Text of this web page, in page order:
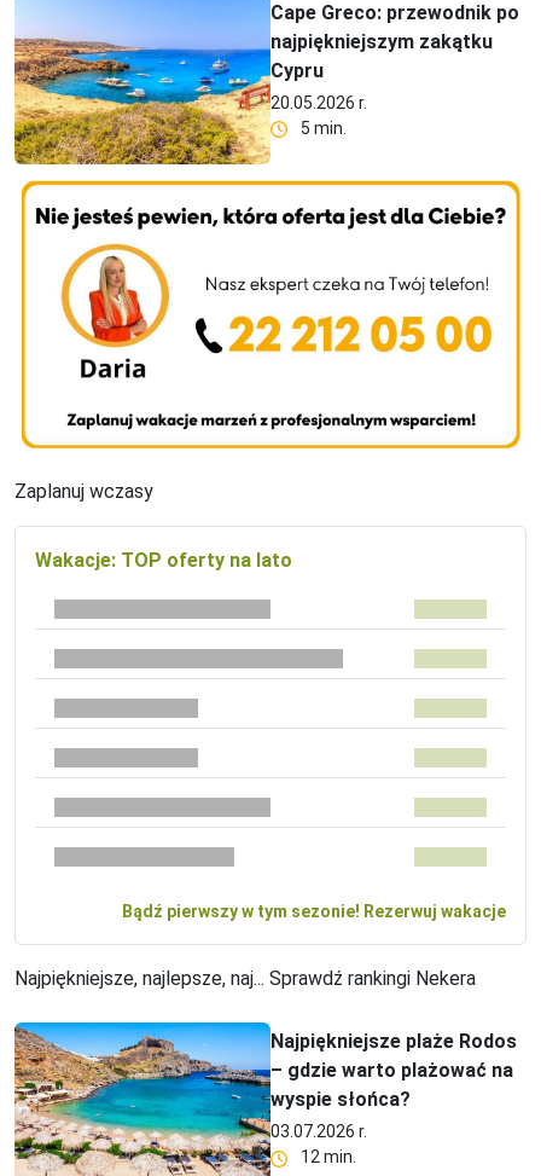
Cape Greco: przewodnik po
najpiękniejszym zakątku
Cypru
20.05.2026 r.
5 min.
Zaplanuj wczasy
Wakacje: TOP oferty na lato
Bądź pierwszy w tym sezonie! Rezerwuj wakacje
Najpiękniejsze, najlepsze, naj... Sprawdź rankingi Nekera
Najpiękniejsze plaże Rodos
– gdzie warto plażować na
wyspie słońca?
03.07.2026 r.
12 min.